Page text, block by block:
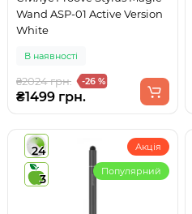
Wand ASP-01 Active Version
White
В наявності
₴2024 грн. -26 %
₴1499 грн.
24
3
Акція
Популярний